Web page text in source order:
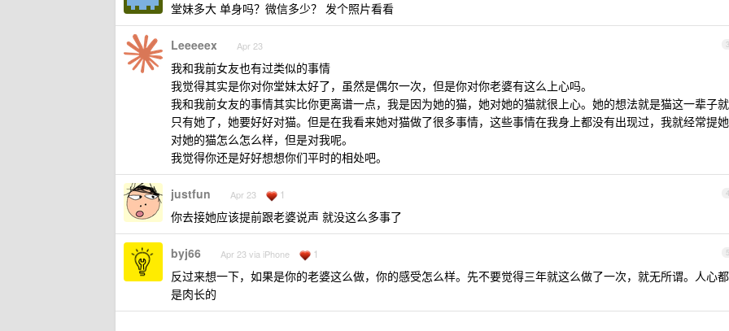
堂妹多大 单身吗？微信多少？ 发个照片看看
3
Leeeeex Apr 23
我和我前女友也有过类似的事情
我觉得其实是你对你堂妹太好了，虽然是偶尔一次，但是你对你老婆有这么上心吗。
我和我前女友的事情其实比你更离谱一点，我是因为她的猫，她对她的猫就很上心。她的想法就是猫这一辈子就
只有她了，她要好好对猫。但是在我看来她对猫做了很多事情，这些事情在我身上都没有出现过，我就经常提她
对她的猫怎么怎么样，但是对我呢。
我觉得你还是好好想想你们平时的相处吧。
4
justfun Apr 23 1
你去接她应该提前跟老婆说声 就没这么多事了
5
byj66 Apr 23 via iPhone 1
反过来想一下，如果是你的老婆这么做，你的感受怎么样。先不要觉得三年就这么做了一次，就无所谓。人心都
是肉长的